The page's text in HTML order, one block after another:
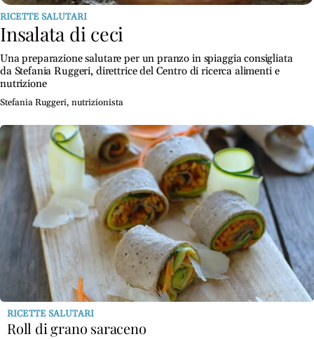
salutari
Dormire
bene
Allo
mondo,
salute
Psicologia
neuroscienze
Sentimenti
Bambini
e
RICETTE SALUTARI
Insalata di ceci
Una preparazione salutare per un pranzo in spiaggia consigliata
da Stefania Ruggeri, direttrice del Centro di ricerca alimenti e
nutrizione
Stefania Ruggeri, nutrizionista
RICETTE SALUTARI
Roll di grano saraceno